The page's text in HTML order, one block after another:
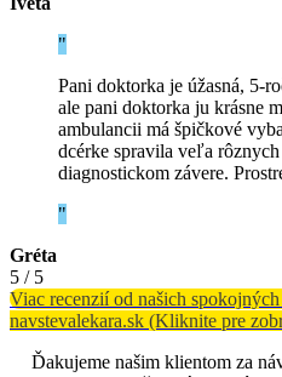
Pani doktorka je úžasná, 5-
ale pani doktorka ju krásne
ambulancii má špičkové
dcérke spravila veľa
diagnostickom závere.
Gréta
5 / 5
Viac recenzií od našich
navstevalekara.sk (Kliknite pre
Ďakujeme našim klientom za